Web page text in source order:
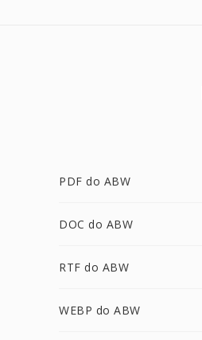
PDF do ABW
DOC do ABW
RTF do ABW
WEBP do ABW